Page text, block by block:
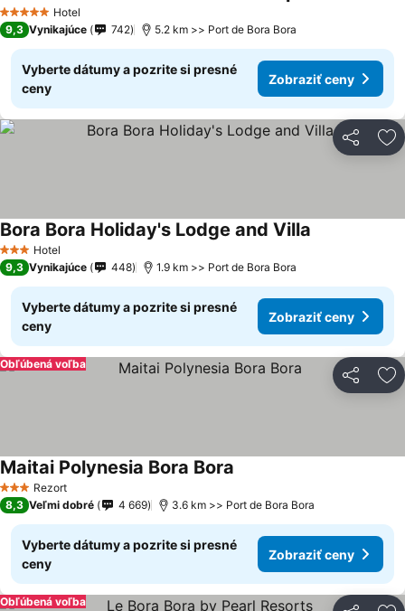
5 Počet hviezdičiek
Hotel
9,3 Vynikajúce 742 5.2 km >> Port de Bora Bora
Vyberte dátumy a pozrite si presné
ceny
Zobraziť ceny
Zdieľať
3 Počet hviezdičiek
Hotel
Bora Bora Holiday's Lodge and Villa
9,3 Vynikajúce 448 1.9 km >> Port de Bora Bora
Vyberte dátumy a pozrite si presné
ceny
Zobraziť ceny
Zdieľať
Obľúbená voľba
3 Počet hviezdičiek
Rezort
Maitai Polynesia Bora Bora
8,3 Veľmi dobré 4 669 3.6 km >> Port de Bora Bora
Vyberte dátumy a pozrite si presné
ceny
Zobraziť ceny
Obľúbená voľba